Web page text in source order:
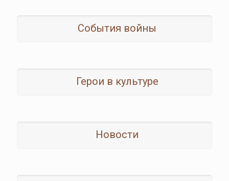
События войны
Герои в культуре
Новости